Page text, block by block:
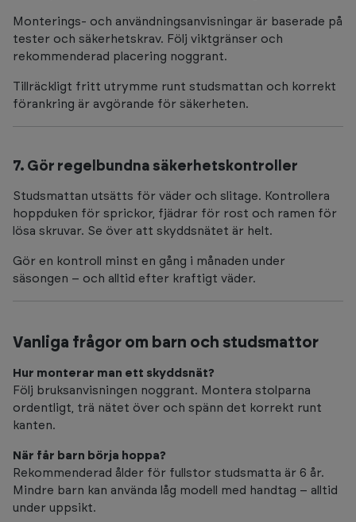
Monterings- och användningsanvisningar är baserade på
tester och säkerhetskrav. Följ viktgränser och
rekommenderad placering noggrant.
Tillräckligt fritt utrymme runt studsmattan och korrekt
förankring är avgörande för säkerheten.
7. Gör regelbundna säkerhetskontroller
Studsmattan utsätts för väder och slitage. Kontrollera
hoppduken för sprickor, fjädrar för rost och ramen för
lösa skruvar. Se över att skyddsnätet är helt.
Gör en kontroll minst en gång i månaden under
säsongen – och alltid efter kraftigt väder.
Vanliga frågor om barn och studsmattor
Hur monterar man ett skyddsnät?
Följ bruksanvisningen noggrant. Montera stolparna
ordentligt, trä nätet över och spänn det korrekt runt
kanten.
När får barn börja hoppa?
Rekommenderad ålder för fullstor studsmatta är 6 år.
Mindre barn kan använda låg modell med handtag – alltid
under uppsikt.